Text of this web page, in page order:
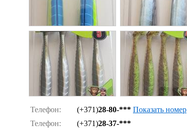
Телефон: (+371)28-80-*** Показать номер
Телефон:
(+371)28-37-***